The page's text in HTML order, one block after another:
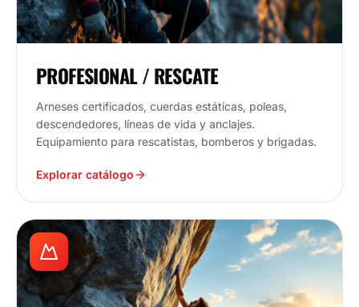
PROFESIONAL / RESCATE
Arneses certificados, cuerdas estáticas, poleas,
descendedores, líneas de vida y anclajes.
Equipamiento para rescatistas, bomberos y brigadas.
Explorar catálogo